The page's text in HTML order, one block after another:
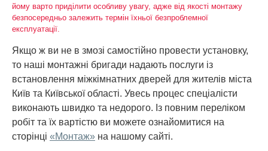
йому варто приділити особливу увагу, адже від якості монтажу
безпосередньо залежить термін їхньої безпроблемної
експлуатації.
Якщо ж ви не в змозі самостійно провести установку,
то наші монтажні бригади надають послуги із
встановлення міжкімнатних дверей для жителів міста
Київ та Київської області. Увесь процес спеціалісти
виконають швидко та недорого. Із повним переліком
робіт та їх вартістю ви можете ознайомитися на
сторінці «Монтаж» на нашому сайті.